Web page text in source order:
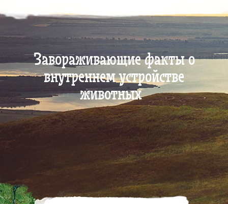
Завораживающие факты о
внутреннем устройстве
животных